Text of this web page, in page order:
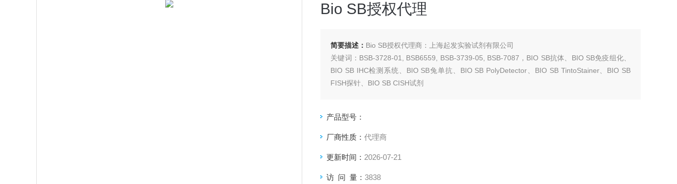
Bio SB授权代理
简要描述： Bio SB授权代理商：上海起发实验试剂有限公司
关键词：BSB-3728-01, BSB6559, BSB-3739-05, BSB-7087，BIO SB抗体、BIO SB免疫组化、
BIO SB IHC检测系统、BIO SB兔单抗、BIO SB PolyDetector、BIO SB TintoStainer、BIO SB
FISH探针、BIO SB CISH试剂
产品型号：
厂商性质： 代理商
更新时间： 2026-07-21
访 问 量： 3838